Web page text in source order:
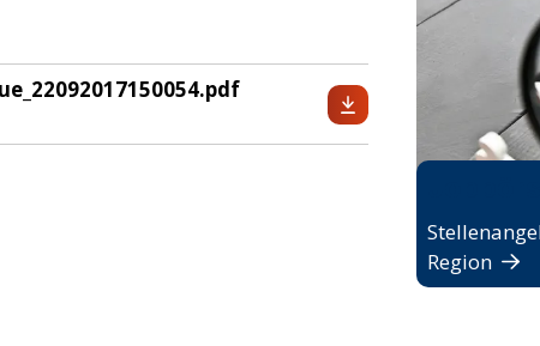
Region